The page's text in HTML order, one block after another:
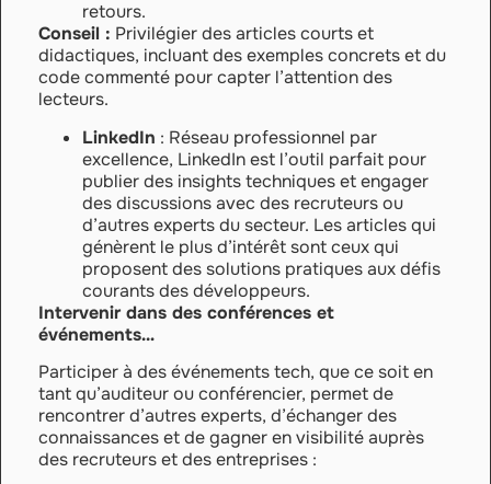
retours.
Conseil : Privilégier des articles courts et
didactiques, incluant des exemples concrets et du
code commenté pour capter l’attention des
lecteurs.
LinkedIn : Réseau professionnel par
excellence, LinkedIn est l’outil parfait pour
publier des insights techniques et engager
des discussions avec des recruteurs ou
d’autres experts du secteur. Les articles qui
génèrent le plus d’intérêt sont ceux qui
proposent des solutions pratiques aux défis
courants des développeurs.
Intervenir dans des conférences et
événements…
Participer à des événements tech, que ce soit en
tant qu’auditeur ou conférencier, permet de
rencontrer d’autres experts, d’échanger des
connaissances et de gagner en visibilité auprès
des recruteurs et des entreprises :